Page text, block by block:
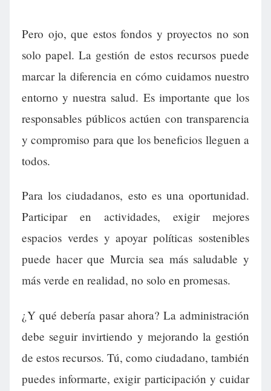
Pero ojo, que estos fondos y proyectos no son
solo papel. La gestión de estos recursos puede
marcar la diferencia en cómo cuidamos nuestro
entorno y nuestra salud. Es importante que los
responsables públicos actúen con transparencia
y compromiso para que los beneficios lleguen a
todos.
Para los ciudadanos, esto es una oportunidad.
Participar en actividades, exigir mejores
espacios verdes y apoyar políticas sostenibles
puede hacer que Murcia sea más saludable y
más verde en realidad, no solo en promesas.
¿Y qué debería pasar ahora? La administración
debe seguir invirtiendo y mejorando la gestión
de estos recursos. Tú, como ciudadano, también
puedes informarte, exigir participación y cuidar